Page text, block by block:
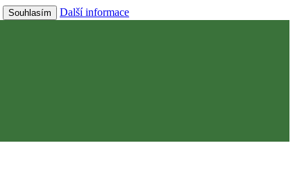
Souhlasím
Další informace